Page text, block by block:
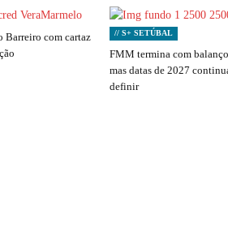
Barreiro com cartaz
// S+ SETÚBAL
FMM termina com
mas datas de 2027
definir